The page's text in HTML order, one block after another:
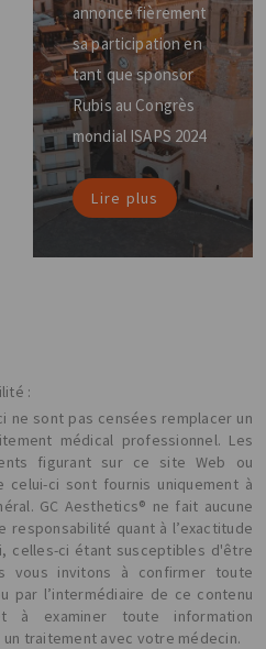
annonce fièrement
sa participation en
tant que sponsor
Rubis au Congrès
mondial ISAPS 2024
Lire plus
:
ne sont pas censées remplacer un
médical professionnel. Les
figurant sur ce site Web ou
celui-ci sont fournis uniquement à
GC Aesthetics® ne fait aucune
responsabilité quant à l’exactitude
celles-ci étant susceptibles d'être
vous invitons à confirmer toute
par l’intermédiaire de ce contenu
à examiner toute information
traitement avec votre médecin.